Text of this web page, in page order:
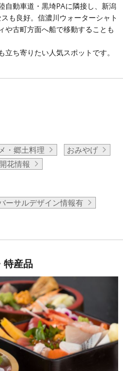
自動車道・黒埼PAに隣接し、新潟
も良好。信濃川ウォーターシャト
や古町方面へ船で移動することも
ち寄りたい人気スポットです。
・郷土料理
おみやげ
花情報
ーサルデザイン情報有
特産品